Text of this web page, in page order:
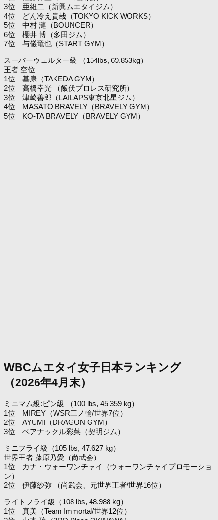
3位 亜維二（新興ムエタイジム）
4位 どん冷え貴哉（TOKYO KICK WORKS）
5位 中村 漣（BOUNCER）
6位 櫻井 博（多田ジム）
7位 与儀竜也（START GYM）
スーパーウェルター級 （154lbs, 69.853kg）
王者 空位
1位 基康（TAKEDA GYM）
2位 高橋幸光 （飯伏プロレス研究所）
3位 津崎善郎（LAILAPS東京北星ジム）
4位 MASATO BRAVELY（BRAVELY GYM）
5位 KO-TA BRAVELY（BRAVELY GYM）
WBCムエタイ女子日本ランキング
（2026年4月末）
ミニマム級:ピン級 （100 lbs, 45.359 kg）
1位 MIREY（WSR三ノ輪/世界7位）
2位 AYUMI（DRAGON GYM）
3位 ベアナックル彩菜（契明ジム）
ミニフライ級（105 lbs, 47.627 kg）
世界王者 藤原乃愛（尚武会）
1位 カナ・ウォーワンチャイ（ウォーワンチャイプロモーショ
ン）
2位 伊藤紗弥 （尚武会、元世界王者/世界16位）
ライトフライ級（108 lbs, 48.988 kg）
1位 真美（Team Immortal/世界12位）